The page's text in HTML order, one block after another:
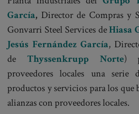
García, Director de Compras y
Gonvarri Steel Services deHiasa
Jesús Fernández García,
de Thyssenkrupp Norte)
proveedores locales una serie
productos y servicios para los que
alianzas con proveedores locales.